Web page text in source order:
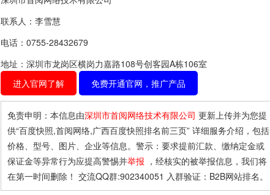
联系人：李雪慧
电话：0755-28432679
地址：深圳市龙岗区横岗力嘉路108号创客园A栋106室
进入官网了解
免费开通官网，推广产品
免责申明：本信息由深圳市首阅网络技术有限公司 更新上传并为您提
供“百度快照,首阅网络,广西百度快照排名前三页” 详细服务介绍，包括
价格、型号、图片、企业等信息。警示：要求提前汇款、缴纳定金或
保证金等异常行为应提高警惕并举报 ，经核实的被举报信息，我们将
在第一时间删除！ 交流QQ群:902340051 入群验证：B2B网站排名。